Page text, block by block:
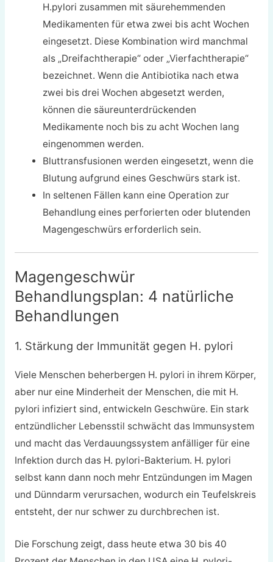
H.pylori zusammen mit säurehemmenden
Medikamenten für etwa zwei bis acht Wochen
eingesetzt. Diese Kombination wird manchmal
als „Dreifachtherapie“ oder „Vierfachtherapie“
bezeichnet. Wenn die Antibiotika nach etwa
zwei bis drei Wochen abgesetzt werden,
können die säureunterdrückenden
Medikamente noch bis zu acht Wochen lang
eingenommen werden.
Bluttransfusionen werden eingesetzt, wenn die
Blutung aufgrund eines Geschwürs stark ist.
In seltenen Fällen kann eine Operation zur
Behandlung eines perforierten oder blutenden
Magengeschwürs erforderlich sein.
Magengeschwür
Behandlungsplan: 4 natürliche
Behandlungen
1. Stärkung der Immunität gegen H. pylori
Viele Menschen beherbergen H. pylori in ihrem Körper,
aber nur eine Minderheit der Menschen, die mit H.
pylori infiziert sind, entwickeln Geschwüre. Ein stark
entzündlicher Lebensstil schwächt das Immunsystem
und macht das Verdauungssystem anfälliger für eine
Infektion durch das H. pylori-Bakterium. H. pylori
selbst kann dann noch mehr Entzündungen im Magen
und Dünndarm verursachen, wodurch ein Teufelskreis
entsteht, der nur schwer zu durchbrechen ist.
Die Forschung zeigt, dass heute etwa 30 bis 40